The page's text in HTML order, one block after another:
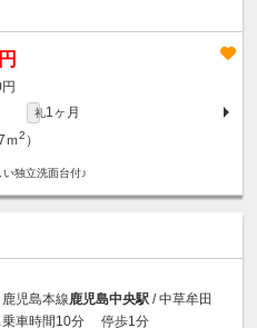
礼1ヶ月
ｍ2 ）
独立洗面台付♪
鹿児島本線鹿児島中央駅 / 中草牟田
乗車時間10分 停歩1分